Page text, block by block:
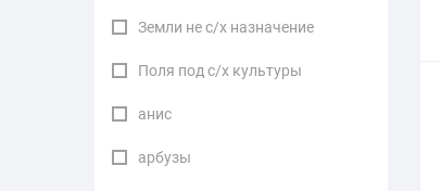
Земли не с/х назначение
Поля под с/х культуры
анис
арбузы